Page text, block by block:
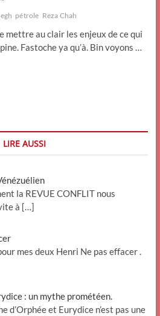
pétrole Reza Chah
mettre au clair les enjeux de ce qui
Fastoche ya qu’à. Bin voyons …
LIRE AUSSI
la REVUE CONFLIT nous
à […]
mes deux Henri Ne pas effacer .
: un mythe prométéen.
d’Orphée et Eurydice n’est pas une